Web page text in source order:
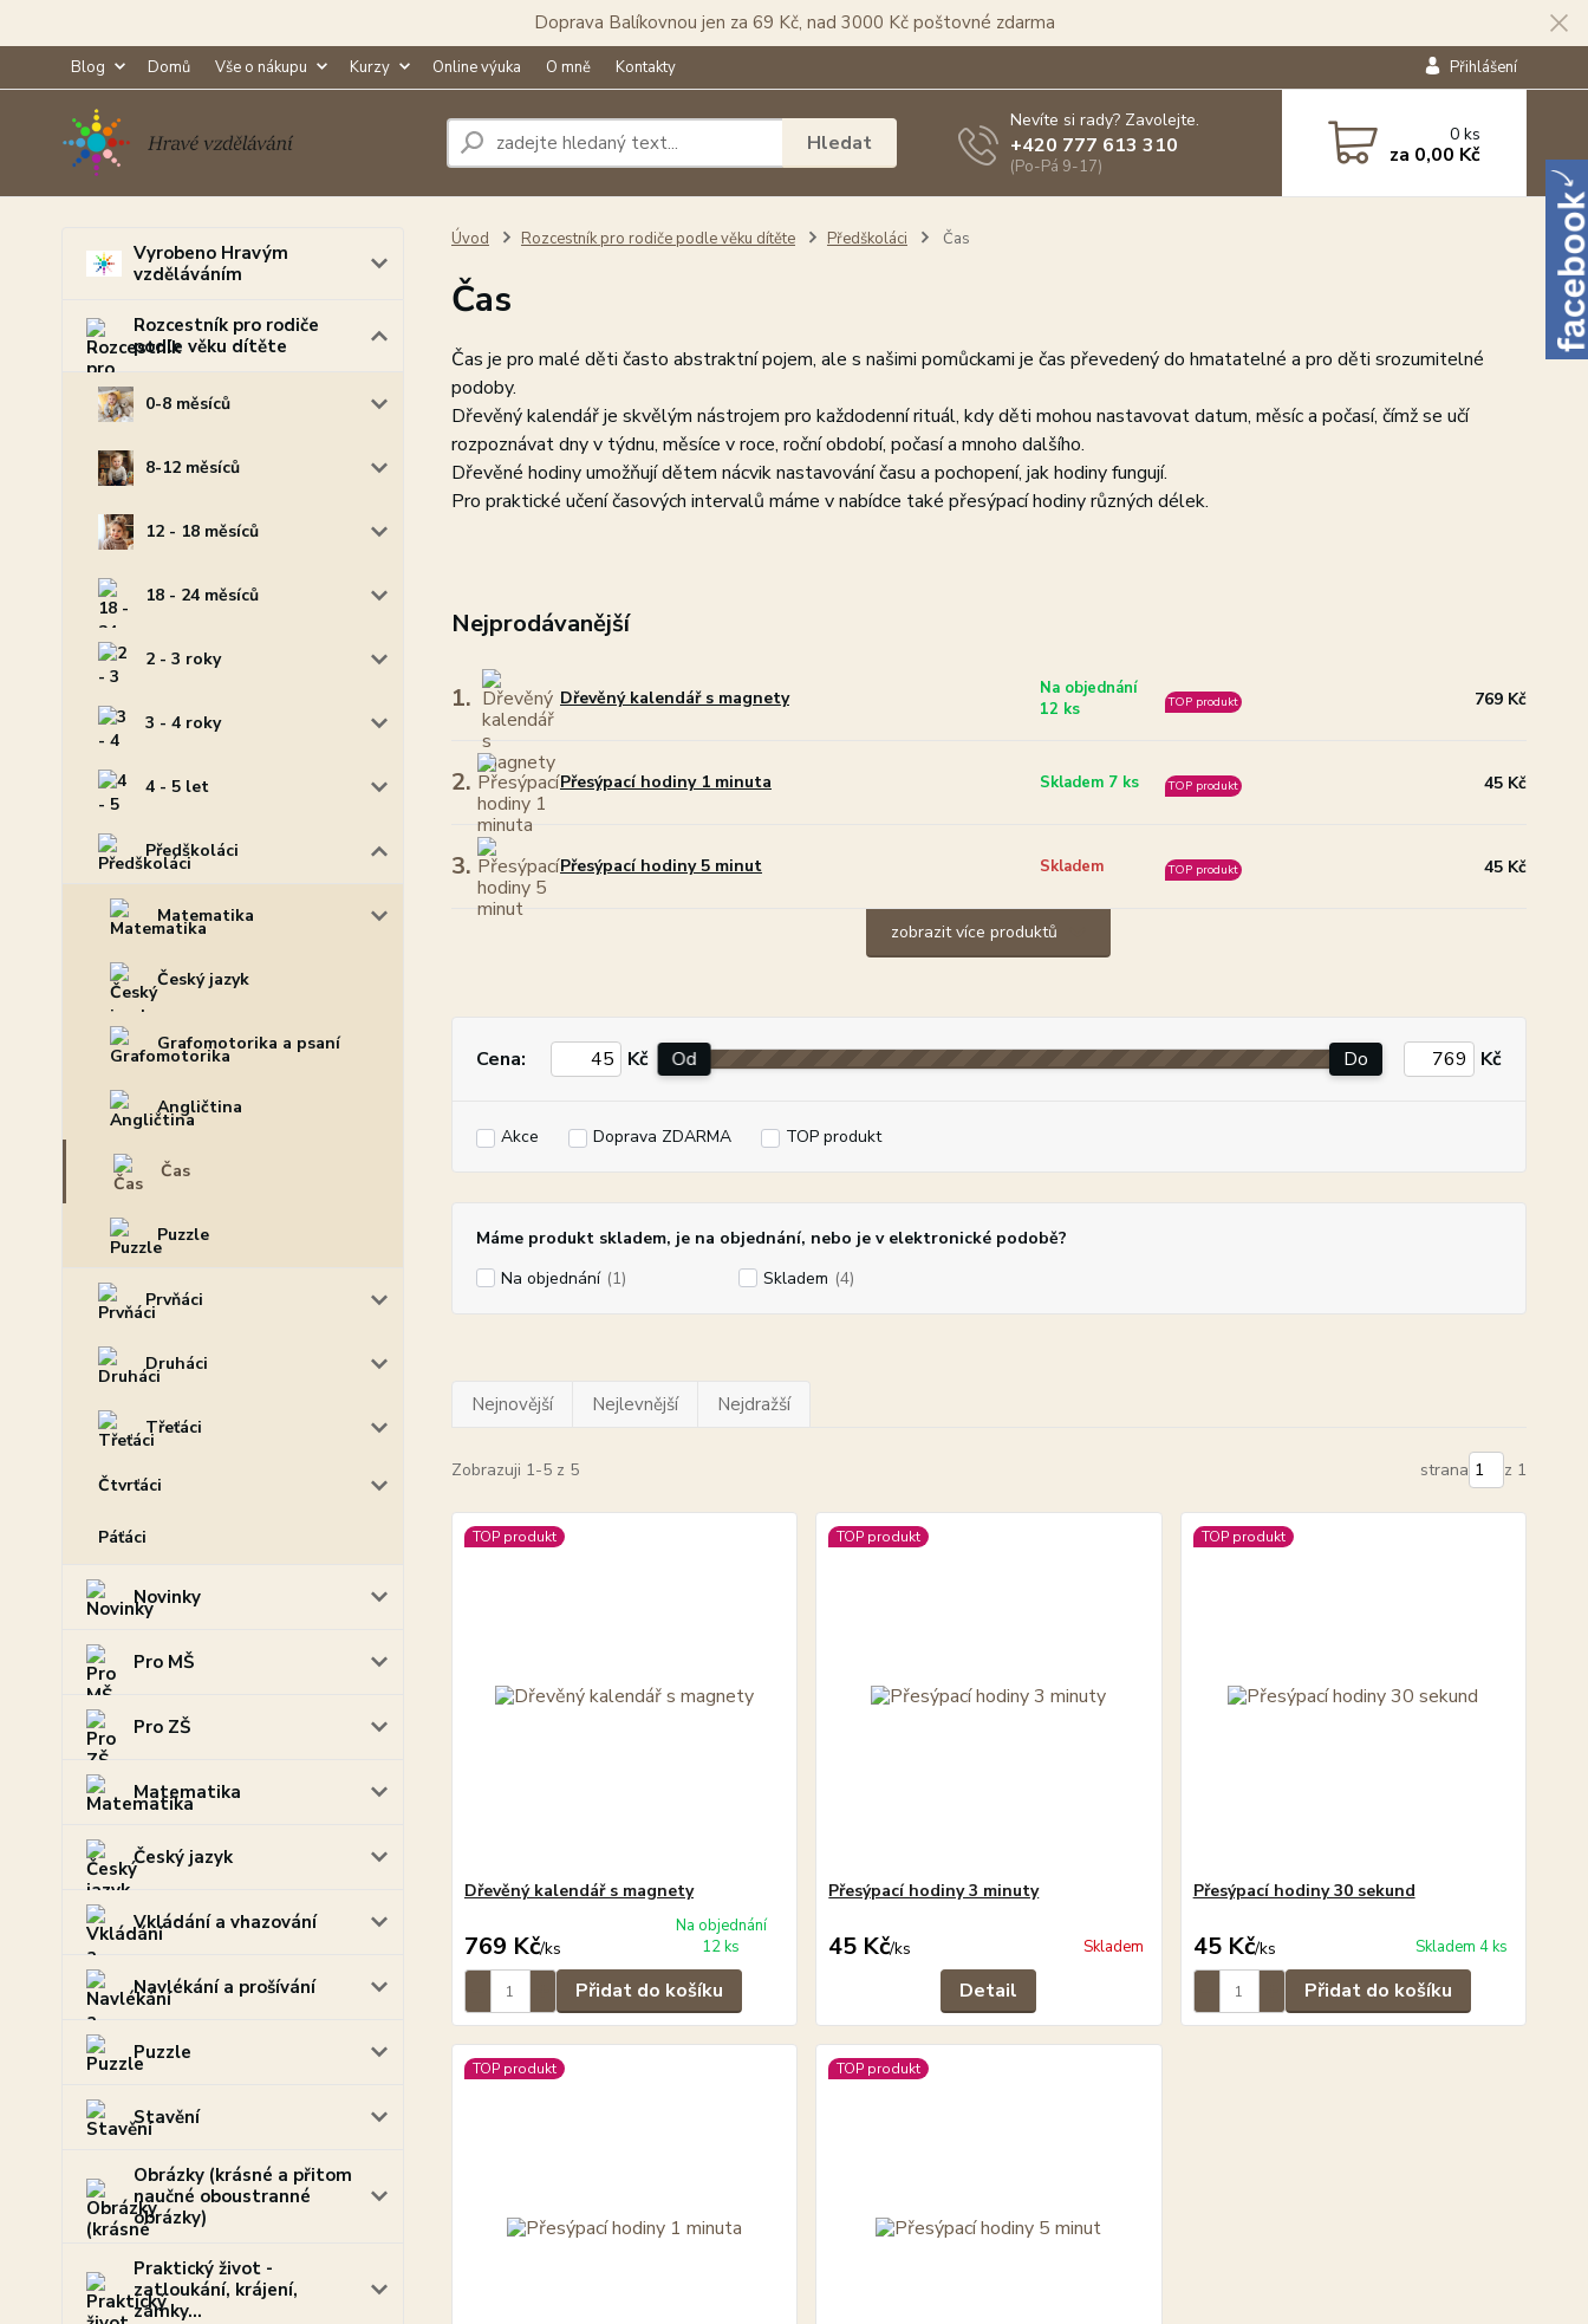
Doprava Balíkovnou jen za 69 Kč, nad 3000 Kč poštovné zdarma
Blog Domů Vše o nákupu Kurzy Online výuka O mně Kontakty Přihlášení
Hledat
Nevíte si rady? Zavolejte.
+420 777 613 310
(Po-Pá 9-17)
0ks
za 0,00 Kč
Vyrobeno Hravým
vzděláváním
Rozcestník pro rodiče
podle věku dítěte
0-8 měsíců
8-12 měsíců
12 - 18 měsíců
18 - 24 měsíců
2 - 3 roky
3 - 4 roky
4 - 5 let
Předškoláci
Matematika
Český jazyk
Grafomotorika a psaní
Angličtina
Čas
Puzzle
Prvňáci
Druháci
Třeťáci
Čtvrťáci
Páťáci
Novinky
Pro MŠ
Pro ZŠ
Matematika
Český jazyk
Vkládání a vhazování
Navlékání a prošívání
Puzzle
Stavění
Obrázky (krásné a přitom
naučné oboustranné
obrázky)
Praktický život -
zatloukání, krájení,
zámky...
Úvod Rozcestník pro rodiče podle věku dítěte Předškoláci Čas
Čas
Čas je pro malé děti často abstraktní pojem, ale s našimi pomůckami je čas převedený do hmatatelné a pro děti srozumitelné
podoby.
Dřevěný kalendář je skvělým nástrojem pro každodenní rituál, kdy děti mohou nastavovat datum, měsíc a počasí, čímž se učí
rozpoznávat dny v týdnu, měsíce v roce, roční období, počasí a mnoho dalšího.
Dřevěné hodiny umožňují dětem nácvik nastavování času a pochopení, jak hodiny fungují.
Pro praktické učení časových intervalů máme v nabídce také přesýpací hodiny různých délek.
Nejprodávanější
1. Dřevěný kalendář s magnety
Na objednání
12 ks
TOP produkt 769 Kč
2. Přesýpací hodiny 1 minuta Skladem 7 ks TOP produkt 45 Kč
3. Přesýpací hodiny 5 minut Skladem TOP produkt 45 Kč
zobrazit více produktů
Cena: Kč Od Do Kč
Akce Doprava ZDARMA TOP produkt
Máme produkt skladem, je na objednání, nebo je v elektronické podobě?
Na objednání (1) Skladem (4)
Nejnovější Nejlevnější Nejdražší
Zobrazuji 1-5 z 5 strana z 1
TOP produkt
Dřevěný kalendář s magnety
769 Kč/ks
Na objednání
12 ks
Přidat do košíku
TOP produkt
Přesýpací hodiny 3 minuty
45 Kč/ks Skladem
Detail
TOP produkt
Přesýpací hodiny 30 sekund
45 Kč/ks Skladem 4 ks
Přidat do košíku
TOP produkt TOP produkt